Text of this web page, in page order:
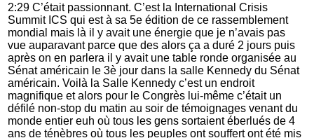
2:29 C’était passionnant. C’est la International Crisis
Summit ICS qui est à sa 5e édition de ce rassemblement
mondial mais là il y avait une énergie que je n’avais pas
vue auparavant parce que des alors ça a duré 2 jours puis
après on en parlera il y avait une table ronde organisée au
Sénat américain le 3è jour dans la salle Kennedy du Sénat
américain. Voilà la Salle Kennedy c’est un endroit
magnifique et alors pour le Congrès lui-même c’était un
défilé non-stop du matin au soir de témoignages venant du
monde entier euh où tous les gens sortaient éberlués de 4
ans de ténèbres où tous les peuples ont souffert ont été mis